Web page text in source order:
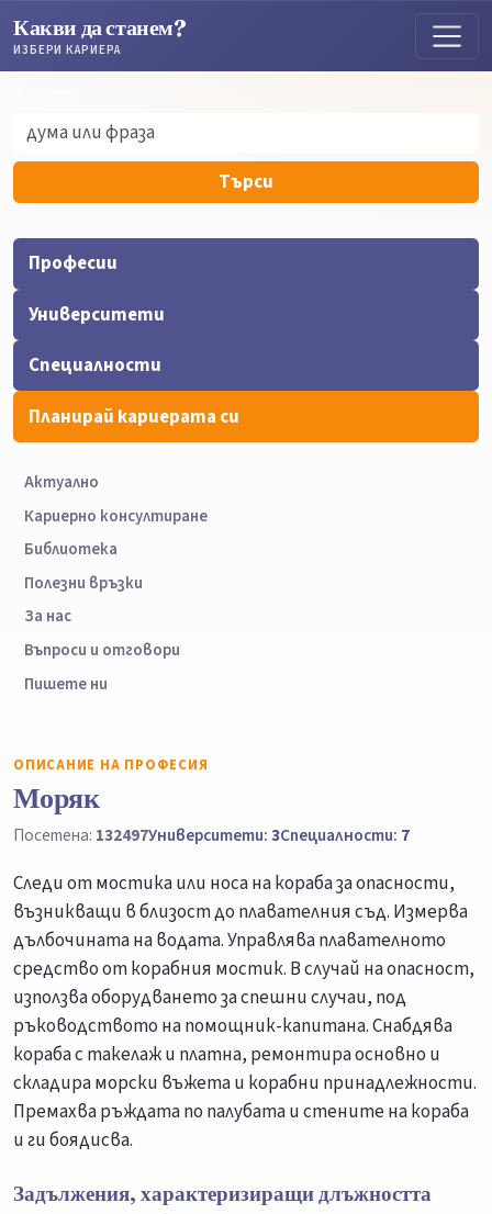
Какви да станем?
ИЗБЕРИ КАРИЕРА
Търси
Професии
Университети
Специалности
Планирай кариерата си
Актуално
Кариерно консултиране
Библиотека
Полезни връзки
За нас
Въпроси и отговори
Пишете ни
ОПИСАНИЕ НА ПРОФЕСИЯ
Моряк
Посетена: 132497Университети:3Специалности: 7
Следи от мостика или носа на кораба за опасности,
възникващи в близост до плавателния съд. Измерва
дълбочината на водата. Управлява плавателното
средство от корабния мостик. В случай на опасност,
използва оборудването за спешни случаи, под
ръководството на помощник-капитана. Снабдява
кораба с такелаж и платна, ремонтира основно и
складира морски въжета и корабни принадлежности.
Премахва ръждата по палубата и стените на кораба
и ги боядисва.
Задължения, характеризиращи длъжността